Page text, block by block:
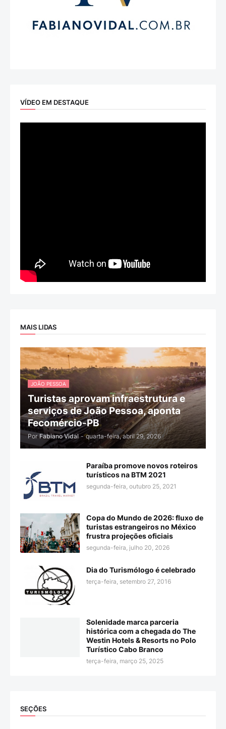
VÍDEO EM DESTAQUE
MAIS LIDAS
JOÃO PESSOA
Turistas aprovam infraestrutura e
serviços de João Pessoa, aponta
Fecomércio-PB
Por Fabiano Vidal - quarta-feira, abril 29, 2026
Paraíba promove novos roteiros
turísticos na BTM 2021
segunda-feira, outubro 25, 2021
Copa do Mundo de 2026: fluxo de
turistas estrangeiros no México
frustra projeções oficiais
segunda-feira, julho 20, 2026
Dia do Turismólogo é celebrado
terça-feira, setembro 27, 2016
Solenidade marca parceria
histórica com a chegada do The
Westin Hotels & Resorts no Polo
Turístico Cabo Branco
terça-feira, março 25, 2025
SEÇÕES